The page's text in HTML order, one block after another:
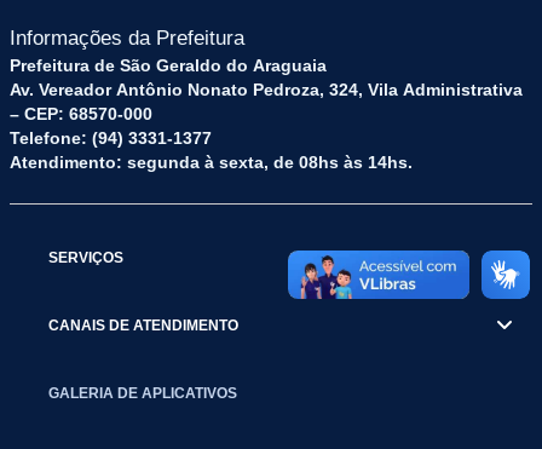
Informações da Prefeitura
Prefeitura de São Geraldo do Araguaia
Av. Vereador Antônio Nonato Pedroza, 324, Vila Administrativa
– CEP: 68570-000
Telefone: (94) 3331-1377
Atendimento: segunda à sexta, de 08hs às 14hs.
SERVIÇOS
CANAIS DE ATENDIMENTO
GALERIA DE APLICATIVOS